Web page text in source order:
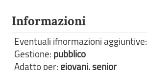
Informazioni
Eventuali ifnormazioni aggiuntive:
Gestione: pubblico
Adatto per: giovani, senior